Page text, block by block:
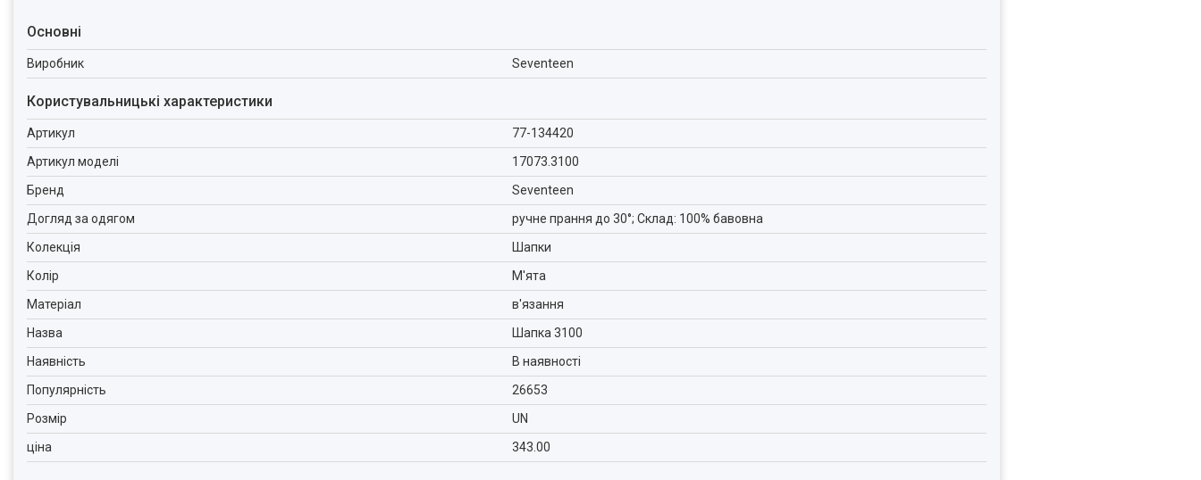
Основні
Виробник Seventeen
Користувальницькі характеристики
Артикул
77-134420
Артикул моделі
17073.3100
Бренд
Seventeen
Догляд за одягом
ручне прання до 30°; Склад: 100% бавовна
Колекція
Шапки
Колір
М'ята
Матеріал
в'язання
Назва
Шапка 3100
Наявність
В наявності
Популярність
26653
Розмір
UN
ціна
343.00